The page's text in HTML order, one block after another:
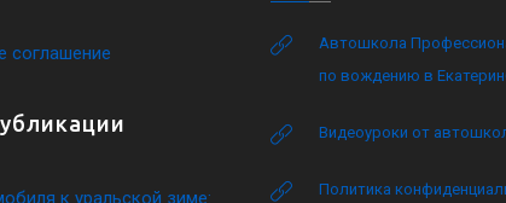
соглашение
к уральской зиме:
Автошкола
по вождению в
Видеоуроки от
Политика